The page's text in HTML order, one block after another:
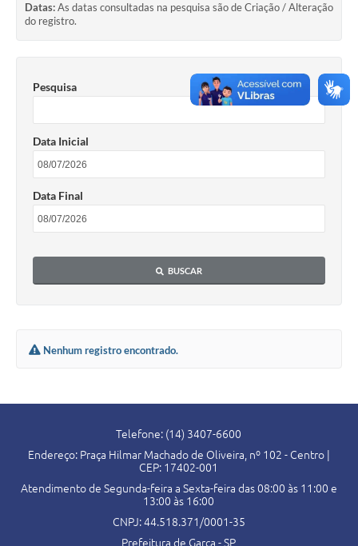
EMPRESAS - EDITAIS
PLANO DIRETOR DO MUNICÍPIO DE GARÇA
Inscrição para o Conselho Municipal dos Usuários dos
Chamamento Público 2026
Memorial Santa Saustina
Súmulas Administrativas
Pré-Cadastro de Vacinação Antirrábica
LDO - 2025
Credenciamento Feirantes
Datas:As datas consultadas na pesquisa são de Criação / Alteração
do registro.
Pesquisa
Data Inicial
Data Final
BUSCAR
Nenhum registro encontrado.
Telefone: (14) 3407-6600
Endereço: Praça Hilmar Machado de Oliveira, nº 102 - Centro |
CEP: 17402-001
Atendimento de Segunda-feira a Sexta-feira das 08:00 às 11:00 e
13:00 às 16:00
CNPJ: 44.518.371/0001-35
Prefeitura de Garça - SP